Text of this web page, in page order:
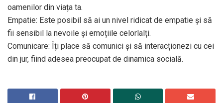
oamenilor din viața ta.
Empatie: Este posibil să ai un nivel ridicat de empatie și să
fii sensibil la nevoile și emoțiile celorlalți.
Comunicare: Îți place să comunici și să interacționezi cu cei
din jur, fiind adesea preocupat de dinamica socială.